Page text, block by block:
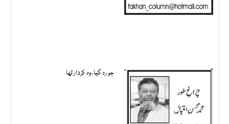
جو رہ گیا، وہ کردار تھا